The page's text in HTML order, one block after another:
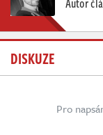
DISKUZE
Pro